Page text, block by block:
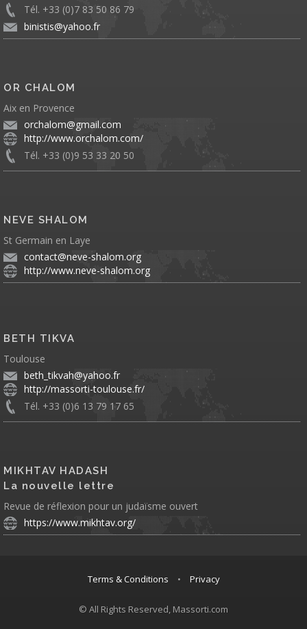
Tél. +33 (0)7 83 50 86 79
binistis@yahoo.fr
OR CHALOM
Aix en Provence
orchalom@gmail.com
http://www.orchalom.com/
Tél. +33 (0)9 53 33 20 50
NEVE SHALOM
St Germain en Laye
contact@neve-shalom.org
http://www.neve-shalom.org
BETH TIKVA
Toulouse
beth_tikvah@yahoo.fr
http://massorti-toulouse.fr/
Tél. +33 (0)6 13 79 17 65
MIKHTAV HADASH
La nouvelle lettre
Revue de réflexion pour un judaïsme ouvert
https://www.mikhtav.org/
Terms & Conditions • Privacy
© All Rights Reserved, Massorti.com